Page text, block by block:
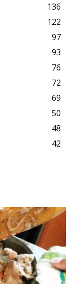
136
122
97
93
76
72
69
50
48
42